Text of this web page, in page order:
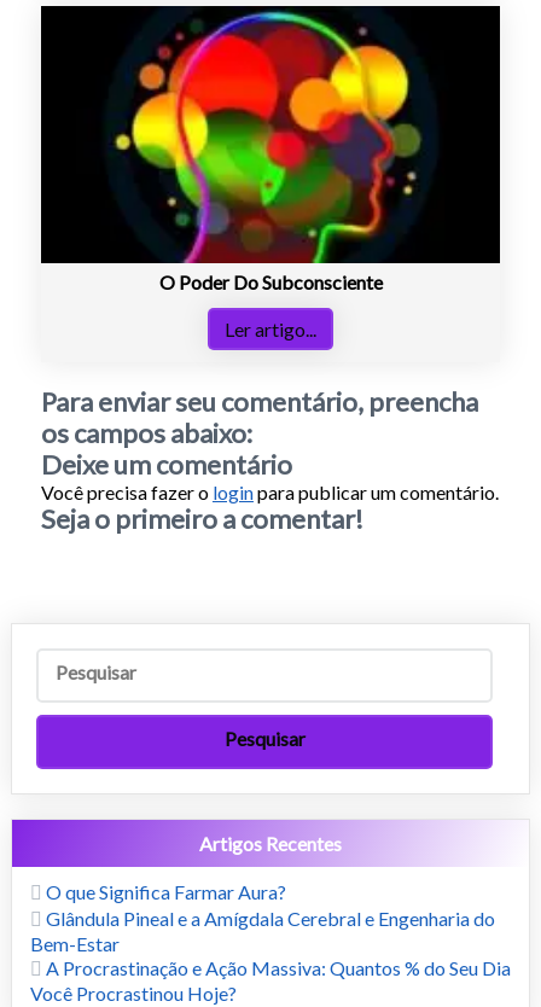
O Poder Do Subconsciente
Ler artigo...
Para enviar seu comentário, preencha
os campos abaixo:
Deixe um comentário
Você precisa fazer o loginpara publicar um comentário.
Seja o primeiro a comentar!
Artigos Recentes
O que Significa Farmar Aura?
Glândula Pineal e a Amígdala Cerebral e Engenharia do
Bem-Estar
A Procrastinação e Ação Massiva: Quantos % do Seu Dia
Você Procrastinou Hoje?